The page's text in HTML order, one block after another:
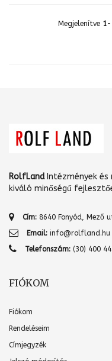
Megjelenítve 1
RolfLandIntézmények és
kiváló minőségű
Cím: 8640 Fonyód, Mező
Email: info@rolfland.hu
Telefonszám: (30) 400
FIÓKOM
Fiókom
Rendeléseim
Címjegyzék